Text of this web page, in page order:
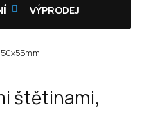
VÝPRODEJ
štětinami,